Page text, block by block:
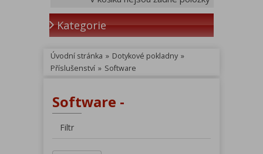
Kategorie
Úvodní stránka » Dotykové pokladny »
Příslušenství » Software
Software -
Filtr